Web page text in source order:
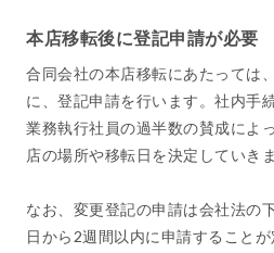
本店移転後に登記申請が必要
合同会社の本店移転にあたっては
に、登記申請を行います。社内手
業務執行社員の過半数の賛成によ
店の場所や移転日を決定していきま
なお、変更登記の申請は会社法の
日から2週間以内に申請することが